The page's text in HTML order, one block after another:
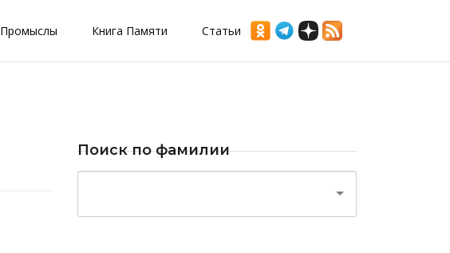
Промыслы Книга Памяти Статьи
Поиск по фамилии